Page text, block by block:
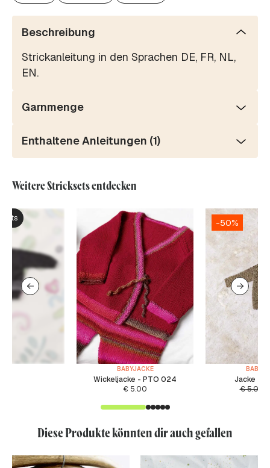
Beschreibung
Strickanleitung in den Sprachen DE, FR, NL,
EN.
Garnmenge
Enthaltene Anleitungen (1)
Weitere Stricksets entdecken
BABYJACKE
Wickeljacke - PTO 024
€ 5.00
-50%
Jacke -
€5.00
Diese Produkte könnten dir auch gefallen